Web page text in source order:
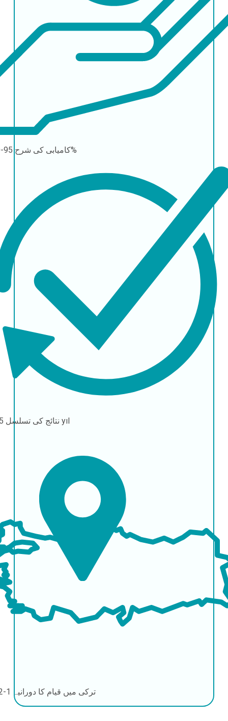
کامیابی کی شرح95-100%
نتائج کی تسلسل 5-10 yıl
ترکی میں قیام کا دورانیہ 1-2 دن